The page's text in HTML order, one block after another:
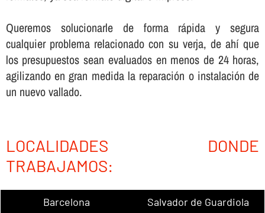
Queremos solucionarle de forma rápida y segura
cualquier problema relacionado con su verja, de ahí­ que
los presupuestos sean evaluados en menos de 24 horas,
agilizando en gran medida la reparación o instalación de
un nuevo vallado.
LOCALIDADES DONDE
TRABAJAMOS:
Barcelona Salvador de Guardiola